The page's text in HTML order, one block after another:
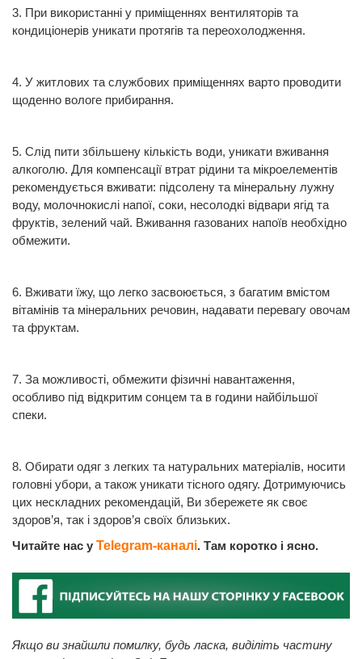
3. При використанні у приміщеннях вентиляторів та
кондиціонерів уникати протягів та переохолодження.
4. У житлових та службових приміщеннях варто проводити
щоденно вологе прибирання.
5. Слід пити збільшену кількість води, уникати вживання
алкоголю. Для компенсації втрат рідини та мікроелементів
рекомендується вживати: підсолену та мінеральну лужну
воду, молочнокислі напої, соки, несолодкі відвари ягід та
фруктів, зелений чай. Вживання газованих напоїв необхідно
обмежити.
6. Вживати їжу, що легко засвоюється, з багатим вмістом
вітамінів та мінеральних речовин, надавати перевагу овочам
та фруктам.
7. За можливості, обмежити фізичні навантаження,
особливо під відкритим сонцем та в години найбільшої
спеки.
8. Обирати одяг з легких та натуральних матеріалів, носити
головні убори, а також уникати тісного одягу. Дотримуючись
цих нескладних рекомендацій, Ви збережете як своє
здоров’я, так і здоров’я своїх близьких.
Читайте нас у Telegram-каналі. Там коротко і ясно.
Якщо ви знайшли помилку, будь ласка, виділіть частину